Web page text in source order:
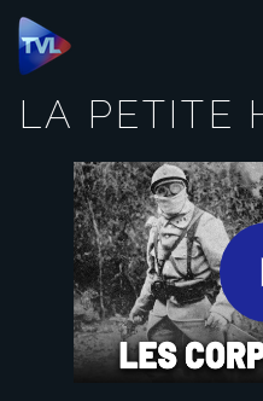
Panneau de gestion des
LA PETITE